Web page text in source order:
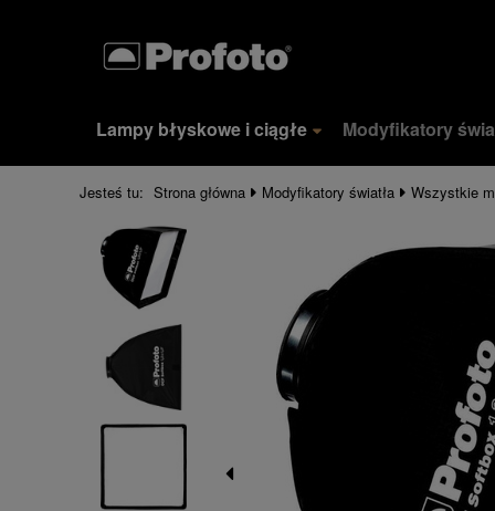
Lampy błyskowe i ciągłe Modyfikatory
Jesteś tu: Strona główna Modyfikatory światła Wszystkie